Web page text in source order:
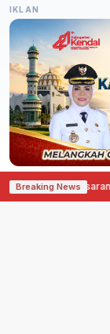
IKLAN
Breaking News
Produk